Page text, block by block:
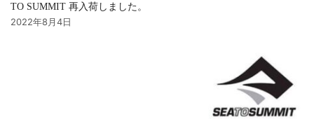
TO SUMMIT 再入荷しました。
2022年8月4日